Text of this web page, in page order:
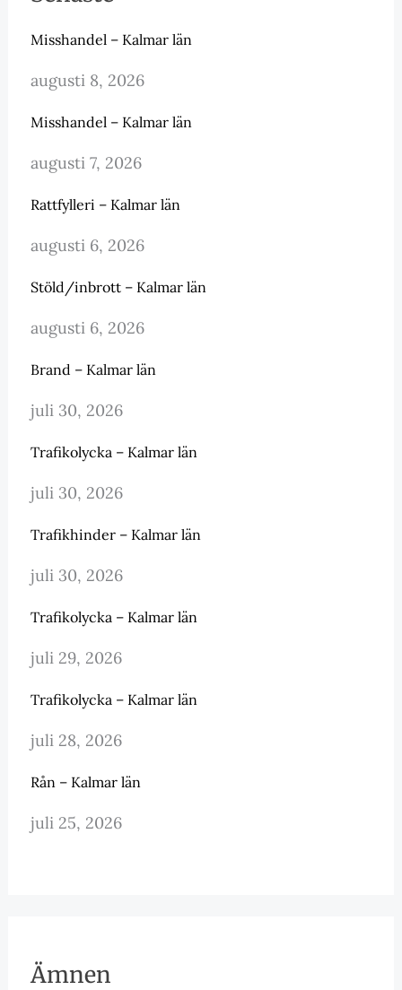
Misshandel – Kalmar län
augusti 8, 2026
Misshandel – Kalmar län
augusti 7, 2026
Rattfylleri – Kalmar län
augusti 6, 2026
Stöld/inbrott – Kalmar län
augusti 6, 2026
Brand – Kalmar län
juli 30, 2026
Trafikolycka – Kalmar län
juli 30, 2026
Trafikhinder – Kalmar län
juli 30, 2026
Trafikolycka – Kalmar län
juli 29, 2026
Trafikolycka – Kalmar län
juli 28, 2026
Rån – Kalmar län
juli 25, 2026
Ämnen